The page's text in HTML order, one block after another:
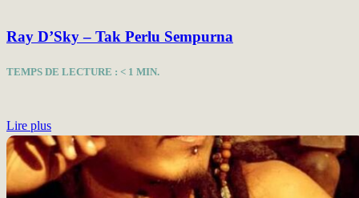
Ray D’Sky – Tak Perlu Sempurna
TEMPS DE LECTURE : < 1 MIN.
Lire plus